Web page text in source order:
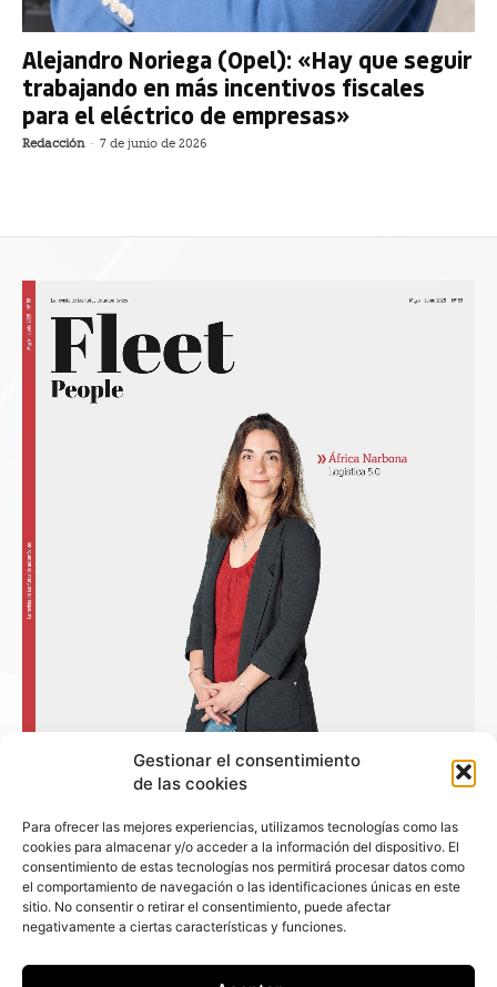
Gestionar el consentimiento
de las cookies
Para ofrecer las mejores experiencias, utilizamos tecnologías como las
cookies para almacenar y/o acceder a la información del dispositivo. El
consentimiento de estas tecnologías nos permitirá procesar datos como
el comportamiento de navegación o las identificaciones únicas en este
sitio. No consentir o retirar el consentimiento, puede afectar
negativamente a ciertas características y funciones.
Alejandro Noriega (Opel): «Hay que seguir
trabajando en más incentivos fiscales
para el eléctrico de empresas»
Redacción - 7 de junio de 2026
+ Fleet People
Contacto
Staff